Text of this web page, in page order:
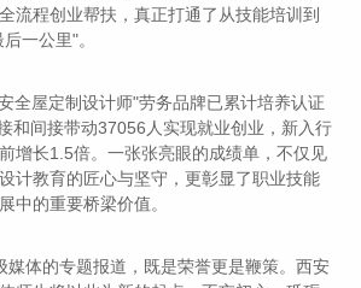
流程创业帮扶，真正打通了从技能培训到
一公里"。
屋定制设计师"劳务品牌已累计培养认证
和间接带动37056人实现就业创业，新入行
增长1.5倍。一张张亮眼的成绩单，不仅见
计教育的匠心与坚守，更彰显了职业技能
中的重要桥梁价值。
的专题报道，既是荣誉更是鞭策。西安